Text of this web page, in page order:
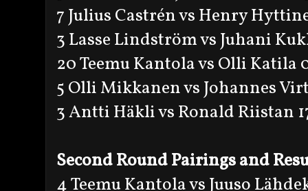
7 Julius Castrén vs Henry
3 Lasse Lindström vs Juhani
20 Teemu Kantola vs Olli Katila
5 Olli Mikkanen vs Johannes
3 Antti Häkli vs Ronald Riistan
Second Round Pairings and
4 Teemu Kantola vs Juuso